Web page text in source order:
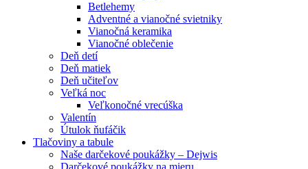
Betlehemy
Adventné a vianočné svietniky
Vianočná keramika
Vianočné oblečenie
Deň detí
Deň matiek
Deň učiteľov
Veľká noc
Veľkonočné vrecúška
Valentín
Útulok ňufáčik
Tlačoviny a tabule
Naše darčekové poukážky – Dejwis
Darčekové poukážky na mieru